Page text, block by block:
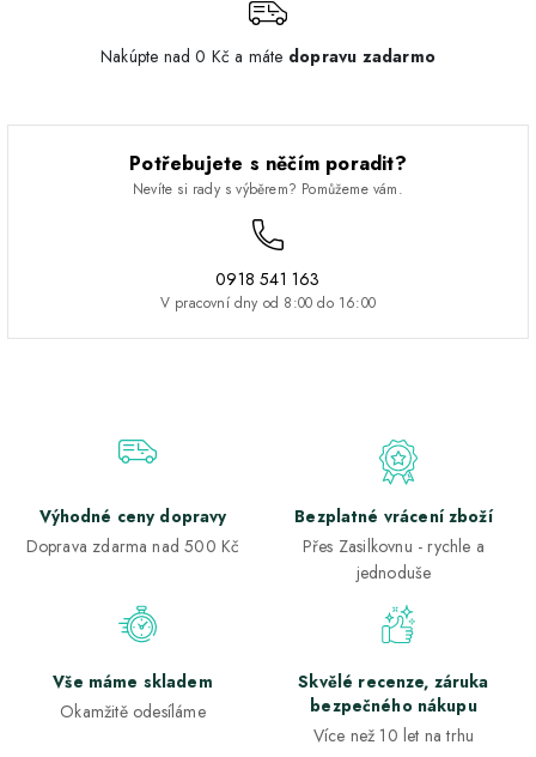
Nakúpte nad 0 Kč a máte dopravu zadarmo
Potřebujete s něčím poradit?
Nevíte si rady s výběrem? Pomůžeme vám.
0918 541 163
V pracovní dny od 8:00 do 16:00
Výhodné ceny dopravy
Doprava zdarma nad 500 Kč
Bezplatné vrácení zboží
Přes Zasilkovnu - rychle a
jednoduše
Vše máme skladem
Okamžitě odesíláme
Skvělé recenze, záruka
bezpečného nákupu
Více než 10 let na trhu